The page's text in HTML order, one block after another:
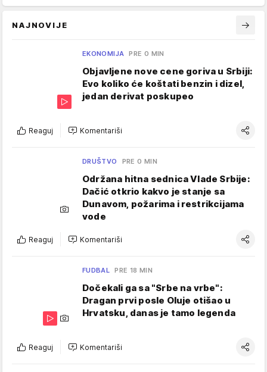
NAJNOVIJE
EKONOMIJA PRE 0 MIN
Objavljene nove cene goriva u Srbiji:
Evo koliko će koštati benzin i dizel,
jedan derivat poskupeo
Reaguj Komentariši
DRUŠTVO PRE 0 MIN
Održana hitna sednica Vlade Srbije:
Dačić otkrio kakvo je stanje sa
Dunavom, požarima i restrikcijama
vode
Reaguj Komentariši
FUDBAL PRE 18 MIN
Dočekali ga sa "Srbe na vrbe":
Dragan prvi posle Oluje otišao u
Hrvatsku, danas je tamo legenda
Reaguj Komentariši